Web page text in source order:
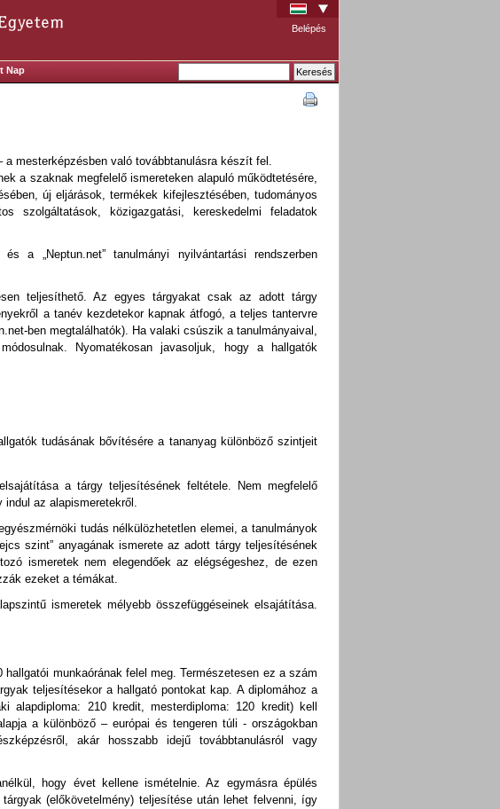
Belépés
Nap
mesterképzésben való továbbtanulásra készít fel.
a szaknak megfelelő ismereteken alapuló működtetésére,
új eljárások, termékek kifejlesztésében, tudományos
szolgáltatások, közigazgatási, kereskedelmi feladatok
a „Neptun.net” tanulmányi nyilvántartási rendszerben
teljesíthető. Az egyes tárgyakat csak az adott tárgy
a tanév kezdetekor kapnak átfogó, a teljes tantervre
ben megtalálhatók). Ha valaki csúszik a tanulmányaival,
Nyomatékosan javasoljuk, hogy a hallgatók
tudásának bővítésére a tananyag különböző szintjeit
a tárgy teljesítésének feltétele. Nem megfelelő
indul az alapismeretekről.
tudás nélkülözhetetlen elemei, a tanulmányok
szint” anyagának ismerete az adott tárgy teljesítésének
ismeretek nem elegendőek az elégségeshez, de ezen
ezeket a témákat.
ismeretek mélyebb összefüggéseinek elsajátítása.
munkaórának felel meg. Természetesen ez a szám
teljesítésekor a hallgató pontokat kap. A diplomához a
alapdiploma: 210 kredit, mesterdiploma: 120 kredit) kell
a különböző – európai és tengeren túli - országokban
akár hosszabb idejű továbbtanulásról vagy
hogy évet kellene ismételnie. Az egymásra épülés
(előkövetelmény) teljesítése után lehet felvenni, így